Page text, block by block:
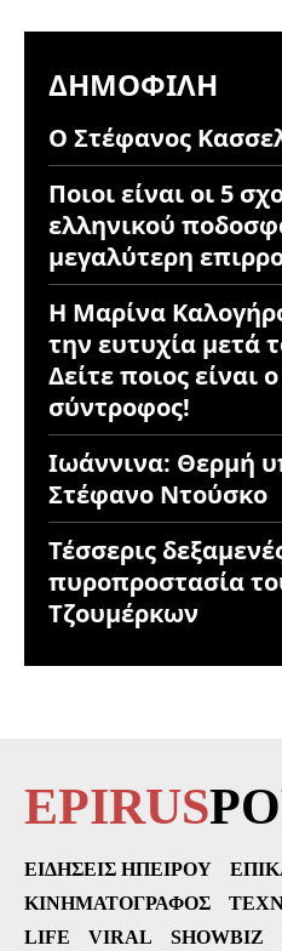
ΔΗΜΟΦΙΛΉ
Ο Στέφανος
Ποιοι είναι οι 5
ελληνικού
μεγαλύτερη
Η Μαρίνα
την ευτυχία μετά
Δείτε ποιος είναι
σύντροφος!
Ιωάννινα: Θερμή
Στέφανο Ντούσκο
Τέσσερις
πυροπροστασία
Τζουμέρκων
EPIRUS
ΕΙΔΉΣΕΙΣ ΗΠΕΊΡΟΥ
ΚΙΝΗΜΑΤΟΓΡΆΦΟΣ
LIFE
VIRAL SHOWBIZ